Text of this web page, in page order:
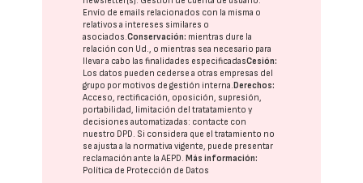
Envío de emails relacionados con la misma o
relativos a intereses similares o
asociados.Conservación: mientras dure la
relación con Ud., o mientras sea necesario para
llevar a cabo las finalidades especificadasCesión:
Los datos pueden cederse a otras empresas del
grupo por motivos de gestión interna.Derechos:
Acceso, rectificación, oposición, supresión,
portabilidad, limitación del tratatamiento y
decisiones automatizadas: contacte con
nuestro DPD. Si considera que el tratamiento no
se ajusta a la normativa vigente, puede presentar
reclamación ante laAEPD.Más información:
Política de Protección de Datos